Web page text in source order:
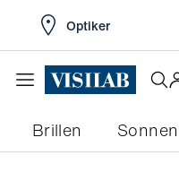
Optiker
Brillen